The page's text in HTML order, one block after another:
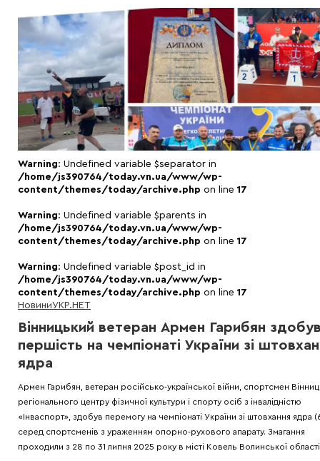
Warning: Undefined variable $separator in
/home/js390764/today.vn.ua/www/wp-
content/themes/today/archive.php on line 17
Warning: Undefined variable $parents in
/home/js390764/today.vn.ua/www/wp-
content/themes/today/archive.php on line 17
Warning: Undefined variable $post_id in
/home/js390764/today.vn.ua/www/wp-
content/themes/today/archive.php on line 17
НовиниУКР.НЕТ
Вінницький ветеран Армен Гарибян
першість на чемпіонаті України зі
ядра
Армен Гарибян, ветеран російсько-української війни, спортсмен
регіонального центру фізичної культури і спорту осіб з інвалідністю
«Інваспорт», здобув перемогу на чемпіонаті України зі штовхання ядра
серед спортсменів з ураженням опорно-рухового апарату. Змагання
проходили з 28 по 31 липня 2025 року в місті Ковель Волинської